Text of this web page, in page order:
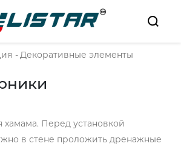
-Декоративные элементы
хамама. Перед установкой
в стене проложить дренажные